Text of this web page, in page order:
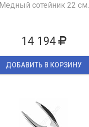
Медный сотейник 22 см.
14 194
ДОБАВИТЬ В КОРЗИНУ